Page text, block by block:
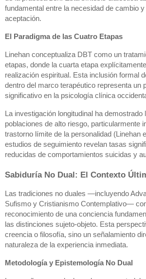
fundamental entre la necesidad de cambio
aceptación.
El Paradigma de las Cuatro Etapas
Linehan conceptualiza DBT como un
etapas, donde la cuarta etapa
realización espiritual. Esta inclusión formal
dentro del marco terapéutico representa un
significativo en la psicología clínica
La investigación longitudinal ha
poblaciones de alto riesgo, particularmente
trastorno límite de la personalidad (Linehan
estudios de seguimiento revelan tasas
reducidas de comportamientos suicidas y
Sabiduría No Dual: El Contexto
Las tradiciones no duales —incluyendo
Sufismo y Cristianismo Contemplativo—
reconocimiento de una conciencia
las distinciones sujeto-objeto. Esta
creencia o filosofía, sino un señalamiento
naturaleza de la experiencia inmediata.
Metodología y Epistemología No Dual